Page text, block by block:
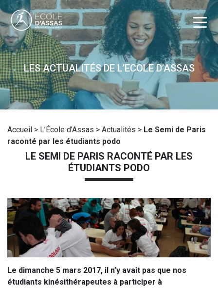
LES ACTUALITÉS DE L’ECOLE D’ASSAS
Accueil > L’École d’Assas > Actualités > Le Semi de Paris
raconté par les étudiants podo
LE SEMI DE PARIS RACONTÉ PAR LES
ÉTUDIANTS PODO
Le dimanche 5 mars 2017, il n’y avait pas que nos
étudiants kinésithérapeutes à participer à